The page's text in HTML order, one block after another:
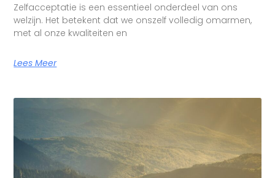
Zelfacceptatie is een essentieel onderdeel van ons
welzijn. Het betekent dat we onszelf volledig omarmen,
met al onze kwaliteiten en
Lees Meer